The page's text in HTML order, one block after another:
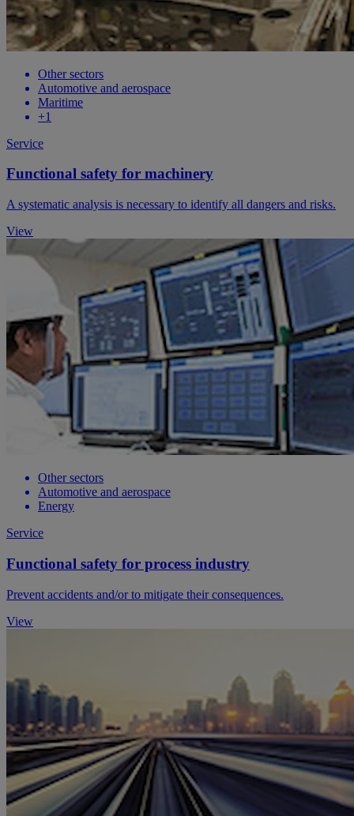
Other sectors
Automotive and aerospace
Maritime
+1
Service
Functional safety for machinery
A systematic analysis is necessary to identify all dangers and risks.
View
Other sectors
Automotive and aerospace
Energy
Service
Functional safety for process industry
Prevent accidents and/or to mitigate their consequences.
View